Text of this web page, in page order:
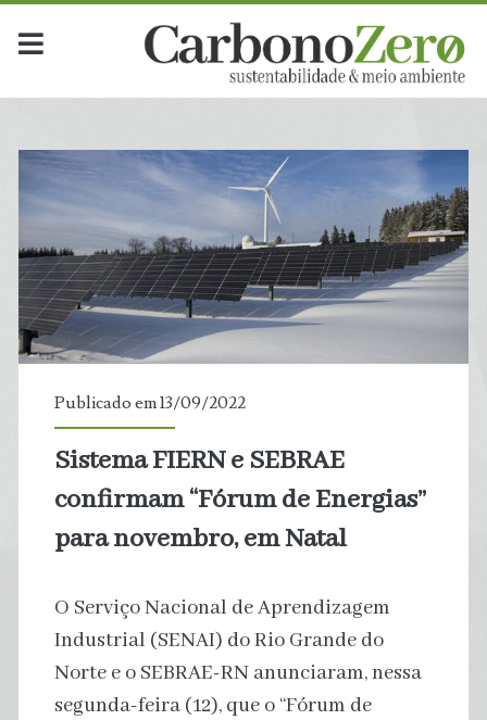
Publicado em 13/09/2022
Sistema FIERN e SEBRAE
confirmam “Fórum de Energias”
para novembro, em Natal
O Serviço Nacional de Aprendizagem
Industrial (SENAI) do Rio Grande do
Norte e o SEBRAE-RN anunciaram, nessa
segunda-feira (12), que o “Fórum de